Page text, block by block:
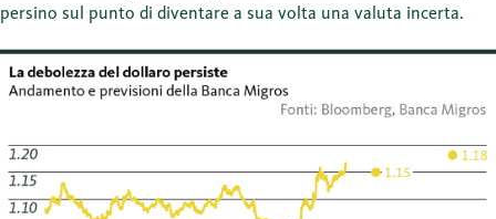
persino sul punto di diventare a sua volta una valuta incerta.